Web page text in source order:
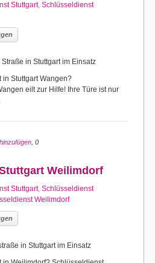
Stuttgart, Schlüsseldienst
in Stuttgart im Einsatz
in Stuttgart Wangen?
eilt zur Hilfe! Ihre Türe ist nur
, 0
Weilimdorf
Stuttgart, Schlüsseldienst
Weilimdorf
in Stuttgart im Einsatz